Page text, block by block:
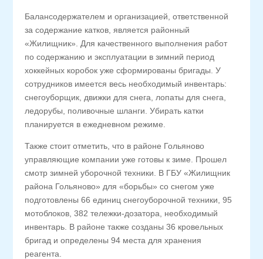
Балансодержателем и организацией, ответственной
за содержание катков, является районный
«Жилищник». Для качественного выполнения работ
по содержанию и эксплуатации в зимний период
хоккейных коробок уже сформированы бригады. У
сотрудников имеется весь необходимый инвентарь:
снегоуборщик, движки для снега, лопаты для снега,
ледорубы, поливочные шланги. Убирать катки
планируется в ежедневном режиме.
Также стоит отметить, что в районе Гольяново
управляющие компании уже готовы к зиме. Прошел
смотр зимней уборочной техники. В ГБУ «Жилищник
района Гольяново» для «борьбы» со снегом уже
подготовлены 66 единиц снегоуборочной техники, 95
мотоблоков, 382 тележки-дозатора, необходимый
инвентарь. В районе также созданы 36 кровельных
бригад и определены 94 места для хранения
реагента.